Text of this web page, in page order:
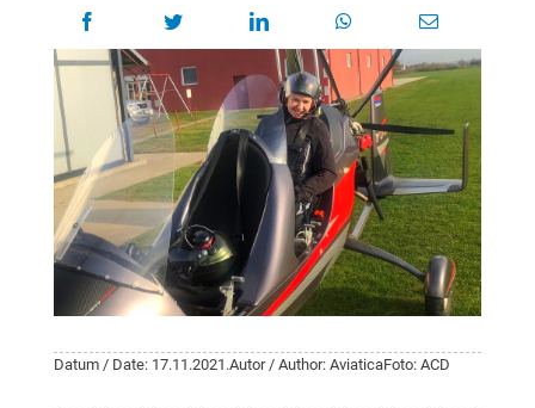
Datum / Date: 17.11.2021.Autor / Author: AviaticaFoto: ACD